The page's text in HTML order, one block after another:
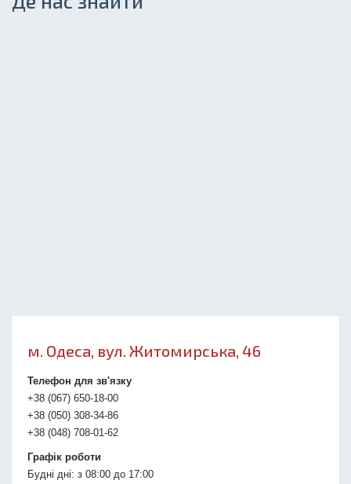
м. Одеса, вул. Житомирська, 46
Телефон для зв'язку
+38 (067) 650-18-00
+38 (050) 308-34-86
+38 (048) 708-01-62
Графік роботи
Будні дні: з 08:00 до 17:00